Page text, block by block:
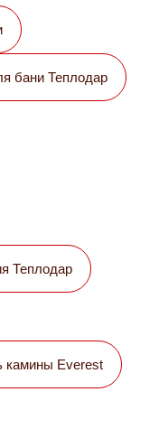
бани Теплодар
Теплодар
камины Everest